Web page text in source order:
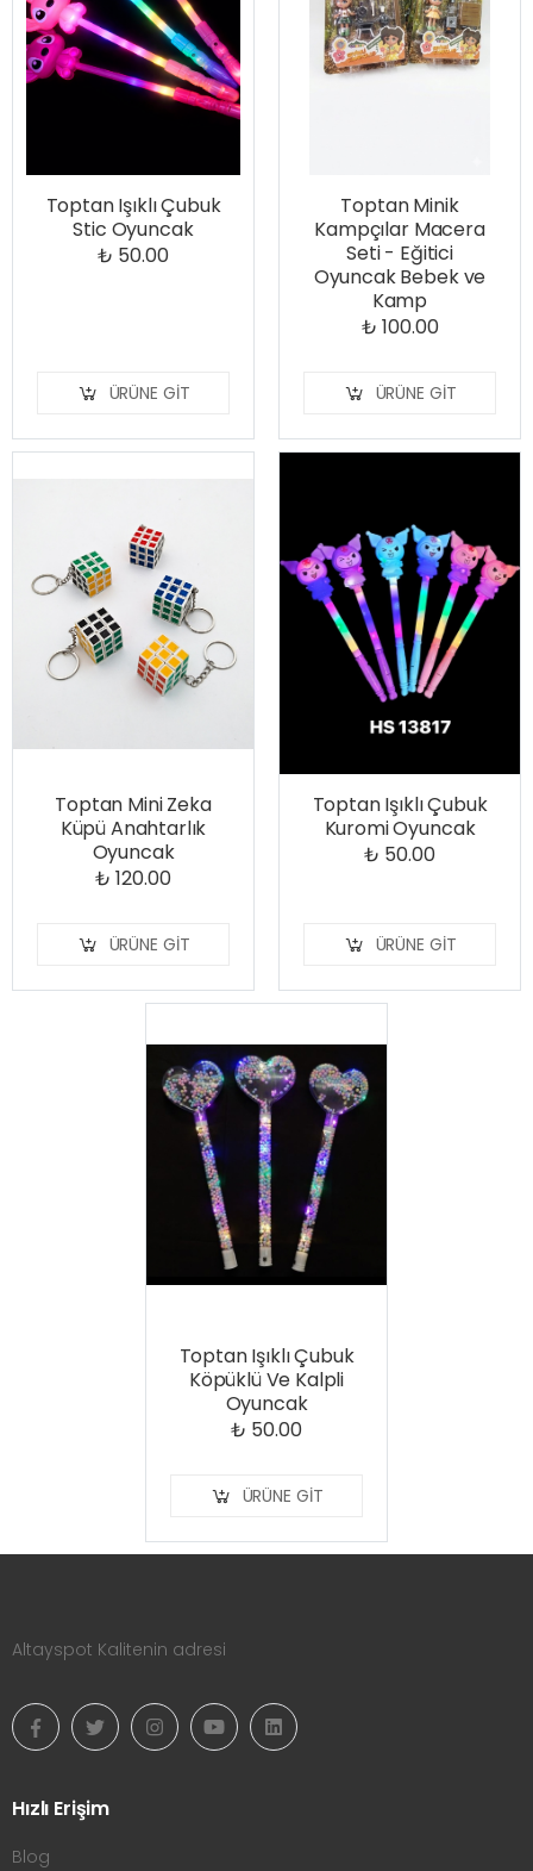
Toptan Işıklı Çubuk
Stic Oyuncak
₺ 50.00
ÜRÜNE GIT
Toptan Minik
Kampçılar Macera
Seti - Eğitici
Oyuncak Bebek ve
Kamp
₺ 100.00
ÜRÜNE GIT
Toptan Mini Zeka
Küpü Anahtarlık
Oyuncak
₺ 120.00
ÜRÜNE GIT
Toptan Işıklı Çubuk
Kuromi Oyuncak
₺ 50.00
ÜRÜNE GIT
Toptan Işıklı Çubuk
Köpüklü Ve Kalpli
Oyuncak
₺ 50.00
ÜRÜNE GIT
Altayspot Kalitenin adresi
Hızlı Erişim
Blog